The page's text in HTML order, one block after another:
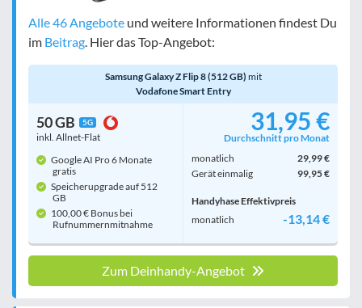
Alle 46 Angebote und weitere Informationen findest Du
im Beitrag. Hier das Top-Angebot:
Samsung Galaxy Z Flip 8 (512 GB) mit
Vodafone Smart Entry
50 GB 5G
inkl. Allnet-Flat
Google AI Pro 6 Monate
gratis
Speicherupgrade auf 512
GB
100,00 € Bonus bei
Rufnummern­mitnahme
31,95 €
Durchschnitt pro Monat
monatlich
29,99 €
Gerät einmalig
99,95 €
Handyhase Effektivpreis
monatlich
-13,14 €
Zum Deinhandy-Angebot